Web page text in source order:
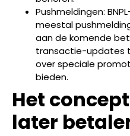
Pushmeldingen:
meestal
aan de komende
transactie-updates
over speciale
bieden.
Het
later